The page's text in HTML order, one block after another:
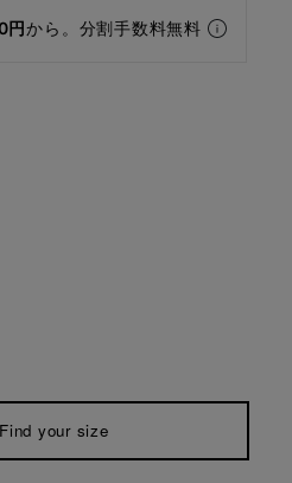
円から。分割手数料無料
Find your size